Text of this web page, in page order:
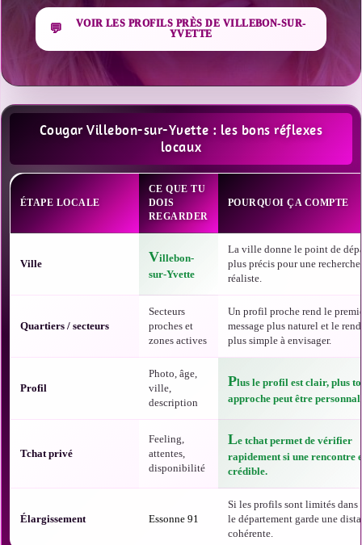
VOIR LES PROFILS PRÈS DE VILLEBON-SUR-
YVETTE
Cougar Villebon-sur-Yvette : les bons réflexes
locaux
ÉTAPE LOCALE
CE QUE TU
DOIS
REGARDER
POURQUOI ÇA COMPTE
Ville Villebon-
sur-Yvette
La ville donne le point de
plus précis pour une
réaliste.
Quartiers / secteurs
Secteurs
proches et
zones actives
Un profil proche rend le
message plus naturel et le
plus simple à envisager.
Profil
Photo, âge,
ville,
description
Plus le profil est clair, plus
approche peut être
Tchat privé
Feeling,
attentes,
disponibilité
Le tchat permet de vérifier
rapidement si une rencontre
crédible.
Élargissement Essonne 91
Si les profils sont limités dans
le département garde une
cohérente.